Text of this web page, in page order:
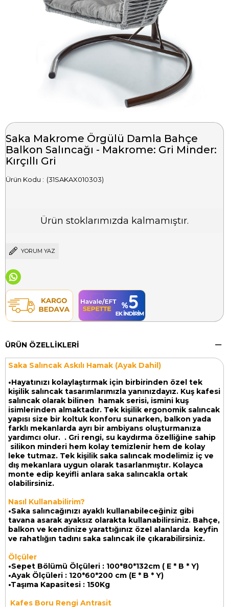
Saka Makrome Örgülü Damla Bahçe
Balkon Salıncağı - Makrome: Gri Minder:
Kırçıllı Gri
(31SAKAX010303)
Ürün stoklarımızda kalmamıştır.
YORUM YAZ
ÜRÜN ÖZELLIKLERI
Saka Salıncak Askılı Hamak (Ayak Dahil)
•Hayatınızı kolaylaştırmak için birbirinden özel tek
kişilik salıncak tasarımlarımızla yanınızdayız. Kuş kafesi
salıncak olarak bilinen hamak serisi, ismini kuş
isimlerinden almaktadır. Tek kişilik ergonomik salıncak
yapısı size bir koltuk konforu sunarken, balkon yada
farklı mekanlarda ayrı bir ambiyans oluşturmanıza
yardımcı olur. . Gri rengi, su kaydırma özelliğine sahip
silikon minderi hem kolay temizlenir hem de kolay
leke tutmaz. Tek kişilik saka salıncak modelimiz iç ve
dış mekanlara uygun olarak tasarlanmıştır. Kolayca
monte edip keyifli anlara saka salıncakla ortak
olabilirsiniz.
Nasıl Kullanabilirim?
•Saka salıncağınızı ayaklı kullanabileceğiniz gibi
tavana asarak ayaksız olarakta kullanabilirsiniz. Bahçe,
balkon ve kendinize yarattığınız özel alanlarda keyfin
ve rahatlığın tadını saka salıncak ile çıkarabilirsiniz.
Ölçüler
•Sepet Bölümü Ölçüleri : 100*80*132cm ( E * B * Y)
•Ayak Ölçüleri : 120*60*200 cm (E * B * Y)
•Taşıma Kapasitesi : 150Kg
Kafes Boru Rengi Antrasit